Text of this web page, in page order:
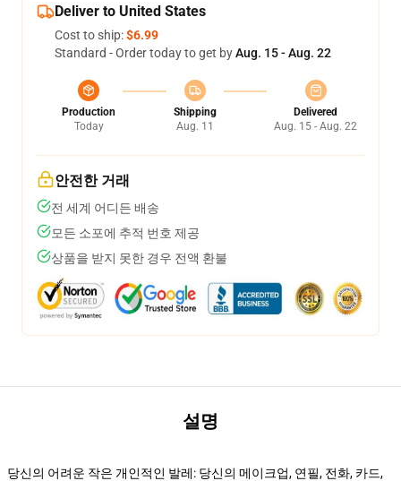
Deliver to United States
Cost to ship:$6.99
Standard - Order today to get byAug. 15 - Aug. 22
Production
Today
Shipping
Aug. 11
Delivered
Aug. 15 - Aug. 22
안전한 거래
전 세계 어디든 배송
모든 소포에 추적 번호 제공
상품을 받지 못한 경우 전액 환불
설명
당신의 어려운 작은 개인적인 발레: 당신의 메이크업, 연필, 전화, 카드,